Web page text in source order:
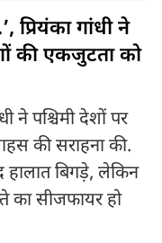
प्रियंका गांधी ने
की एकजुटता को
ने पश्चिमी देशों पर
की सराहना की.
हालात बिगड़े, लेकिन
का सीजफायर हो